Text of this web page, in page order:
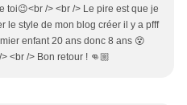
toi😉<br /> <br /> Le pire est que je
le style de mon blog créer il y a pfff
enfant 20 ans donc 8 ans 😵
<br /> Bon retour ! 👊🏼